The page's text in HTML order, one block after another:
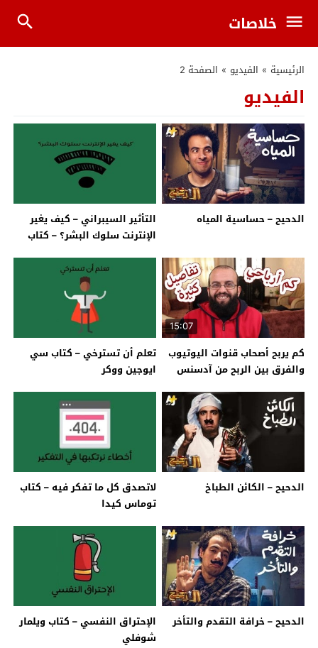
خلاصات
الرئيسية » الفيديو » الصفحة 2
الفيديو
الدحيح – حساسية المياه
التأثير السيبراني – كيف يغير
الإنترنت سلوك البشر؟ – كتاب
15:07
كم يربح أصحاب قنوات اليوتيوب
والفرق بين الربح من آدسنس
تعلم أن تسترخي – كتاب سي
ايوجين ووكر
الدحيح – الكائن الطباخ
لاتصدق كل ما تفكر فيه – كتاب
توماس كيدا
الدحيح – خرافة التقدم والتأخر
الإحتراق النفسي – كتاب ويلمار
شوفلي